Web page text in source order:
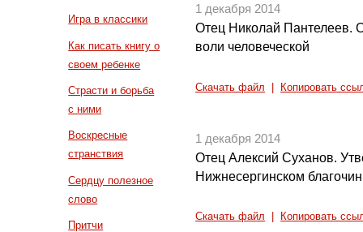
Игра в классики
Как писать книгу о
своем ребенке
Страсти и борьба
с ними
Воскресные
странствия
Сердцу полезное
слово
Притчи
1 декабря 2014
Отец Николай Пантелеев.
воли человеческой
Скачать файл Копировать
1 декабря 2014
Отец Алексий Суханов.
Нижнесергинском
Скачать файл Копировать